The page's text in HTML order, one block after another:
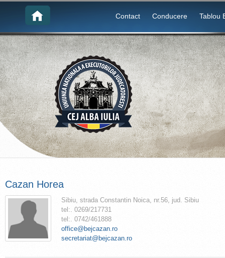
Contact Conducere Tablou
Cazan Horea
Sibiu, strada Constantin Noica, nr.56, jud. Sibiu
tel:. 0269/217731
tel:. 0742/461888
office@bejcazan.ro
secretariat@bejcazan.ro